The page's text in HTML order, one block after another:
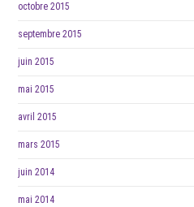
octobre 2015
septembre 2015
juin 2015
mai 2015
avril 2015
mars 2015
juin 2014
mai 2014